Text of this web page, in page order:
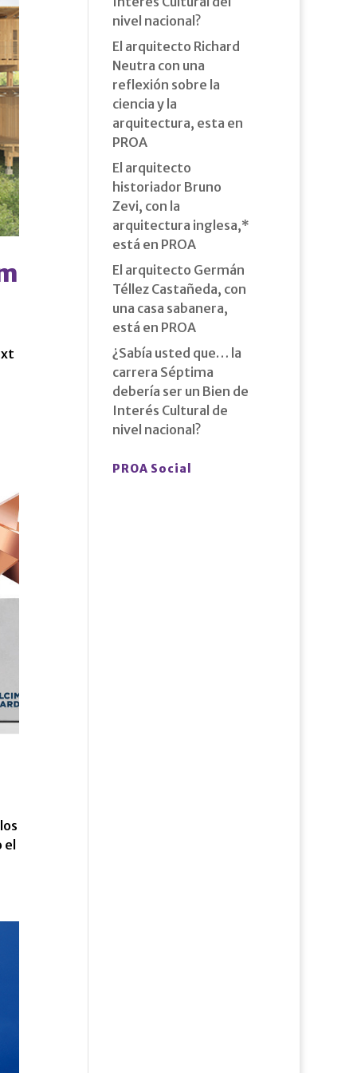
el
nivel nacional?
El arquitecto Richard
Neutra con una
reflexión sobre la
ciencia y la
arquitectura, esta en
PROA
El arquitecto
historiador Bruno
Zevi, con la
arquitectura inglesa,*
está en PROA
El arquitecto Germán
Téllez Castañeda, con
una casa sabanera,
está en PROA
¿Sabía usted que… la
carrera Séptima
debería ser un Bien de
Interés Cultural de
nivel nacional?
PROA Social